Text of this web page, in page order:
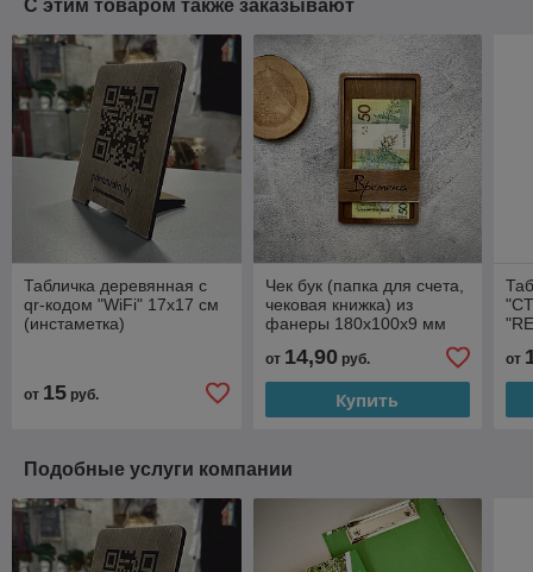
С этим товаром также заказывают
Табличка деревянная с
qr-кодом "WiFi" 17х17 см
(инстаметка)
от 15 руб.
Чек бук (папка для счета,
чековая книжка) из
фанеры 180х100х9 мм
от 14,90руб.
Купить
от
Подобные услуги компании